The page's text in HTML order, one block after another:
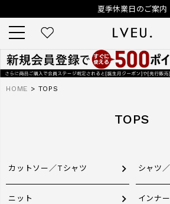
令和8年熊本地震の影響によるお荷物
新規会員登録でもれなく500ポイ
令和8年熊本地震の影響によるお荷物
キーワード
HOME TOPS
TOPS
カットソー／Tシャツ シャツ
ニット インナー